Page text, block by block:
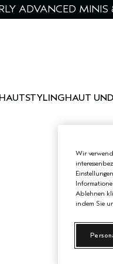
ADVANCED
STYLINGHAUT
Wir
Ablehnen
indem Sie